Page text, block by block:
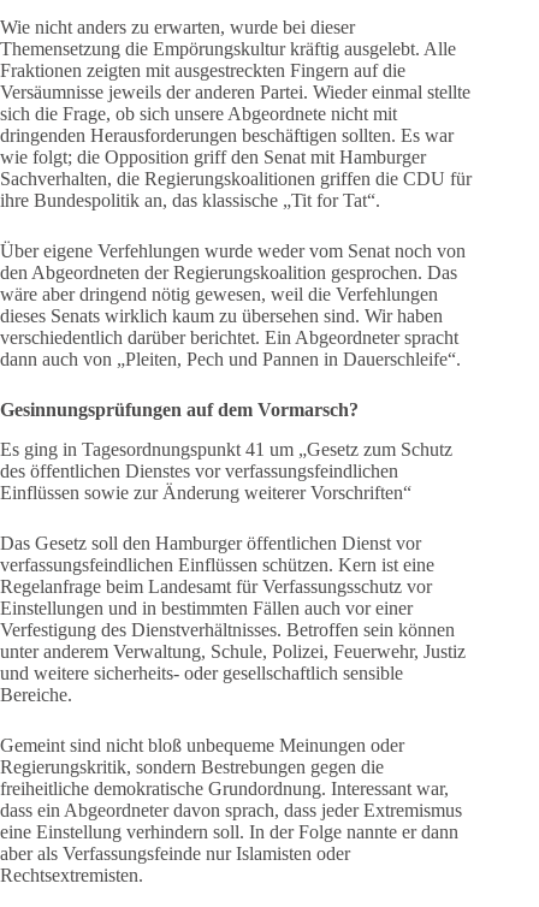
Wie nicht anders zu erwarten, wurde bei dieser
Themensetzung die Empörungskultur kräftig ausgelebt. Alle
Fraktionen zeigten mit ausgestreckten Fingern auf die
Versäumnisse jeweils der anderen Partei. Wieder einmal stellte
sich die Frage, ob sich unsere Abgeordnete nicht mit
dringenden Herausforderungen beschäftigen sollten. Es war
wie folgt; die Opposition griff den Senat mit Hamburger
Sachverhalten, die Regierungskoalitionen griffen die CDU für
ihre Bundespolitik an, das klassische „Tit for Tat“.
Über eigene Verfehlungen wurde weder vom Senat noch von
den Abgeordneten der Regierungskoalition gesprochen. Das
wäre aber dringend nötig gewesen, weil die Verfehlungen
dieses Senats wirklich kaum zu übersehen sind. Wir haben
verschiedentlich darüber berichtet. Ein Abgeordneter spracht
dann auch von „Pleiten, Pech und Pannen in Dauerschleife“.
Gesinnungsprüfungen auf dem Vormarsch?
Es ging in Tagesordnungspunkt 41 um „Gesetz zum Schutz
des öffentlichen Dienstes vor verfassungsfeindlichen
Einflüssen sowie zur Änderung weiterer Vorschriften“
Das Gesetz soll den Hamburger öffentlichen Dienst vor
verfassungsfeindlichen Einflüssen schützen. Kern ist eine
Regelanfrage beim Landesamt für Verfassungsschutz vor
Einstellungen und in bestimmten Fällen auch vor einer
Verfestigung des Dienstverhältnisses. Betroffen sein können
unter anderem Verwaltung, Schule, Polizei, Feuerwehr, Justiz
und weitere sicherheits- oder gesellschaftlich sensible
Bereiche.
Gemeint sind nicht bloß unbequeme Meinungen oder
Regierungskritik, sondern Bestrebungen gegen die
freiheitliche demokratische Grundordnung. Interessant war,
dass ein Abgeordneter davon sprach, dass jeder Extremismus
eine Einstellung verhindern soll. In der Folge nannte er dann
aber als Verfassungsfeinde nur Islamisten oder
Rechtsextremisten.